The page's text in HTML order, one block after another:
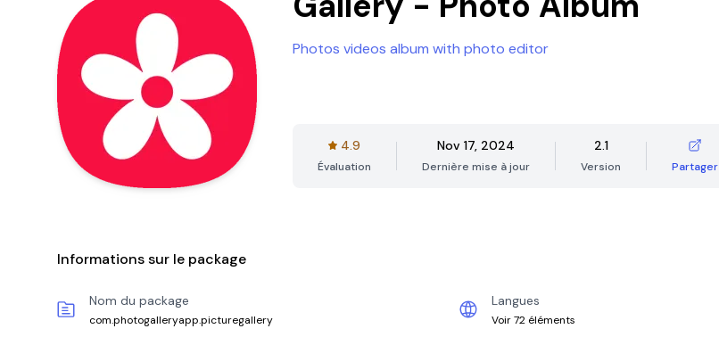
Photos videos album with photo editor
4.9
Évaluation
Nov 17, 2024
Dernière mise à jour
2.1
Version Partager
Informations sur le package
Nom du package
com.photogalleryapp.picturegallery
Langues
Voir 72 éléments